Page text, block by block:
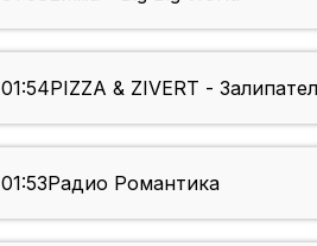
01:54PIZZA & ZIVERT -
01:53Радио Романтика